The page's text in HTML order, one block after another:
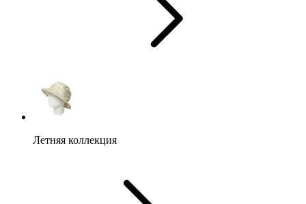
Летняя коллекция